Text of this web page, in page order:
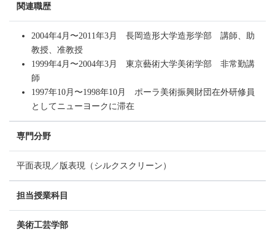
関連職歴
2004年4月〜2011年3月 長岡造形大学造形学部 講師、助
教授、准教授
1999年4月〜2004年3月 東京藝術大学美術学部 非常勤講
師
1997年10月〜1998年10月 ポーラ美術振興財団在外研修員
としてニューヨークに滞在
専門分野
平面表現／版表現（シルクスクリーン）
担当授業科目
美術工芸学部